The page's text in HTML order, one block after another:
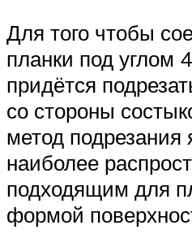
Для того чтобы
планки под углом
придётся
со стороны
метод подрезания
наиболее
подходящим для
формой